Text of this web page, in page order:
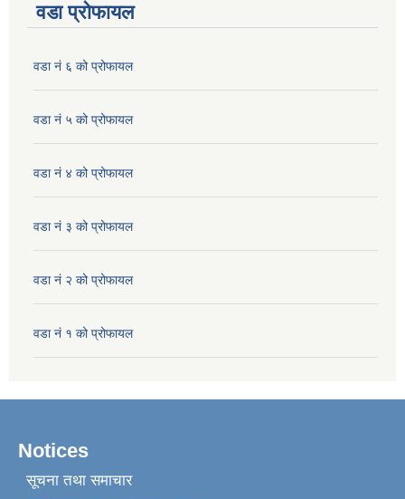
वडा प्रोफायल
वडा नं ६ को प्रोफायल
वडा नं ५ को प्रोफायल
वडा नं ४ को प्रोफायल
वडा नं ३ को प्रोफायल
वडा नं २ को प्रोफायल
वडा नं १ को प्रोफायल
Notices
सूचना तथा समाचार